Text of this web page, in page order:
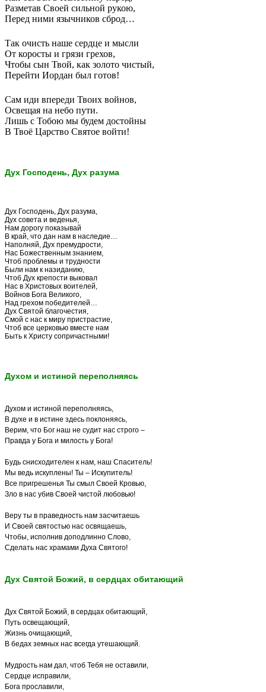
Разметав Своей сильной рукою,
Перед ними язычников сброд…
Так очисть наше сердце и мысли
От коросты и грязи грехов,
Чтобы сын Твой, как золото чистый,
Перейти Иордан был готов!
Сам иди впереди Твоих войнов,
Освещая на небо пути.
Лишь с Тобою мы будем достойны
В Твоё Царство Святое войти!
Дух Господень, Дух разума
Дух Господень, Дух разума,
Дух совета и веденья,
Нам дорогу показывай
В край, что дан нам в наследие…
Наполняй, Дух премудрости,
Нас Божественным знанием,
Чтоб проблемы и трудности
Были нам к назиданию,
Чтоб Дух крепости выковал
Нас в Христовых воителей,
Войнов Бога Великого,
Над грехом победителей…
Дух Святой благочестия,
Смой с нас к миру пристрастие,
Чтоб все церковью вместе нам
Быть к Христу сопричастными!
Духом и истиной переполняясь
Духом и истиной переполняясь,
В духе и в истине здесь поклоняясь,
Верим, что Бог наш не судит нас строго –
Правда у Бога и милость у Бога!
Будь снисходителен к нам, наш Спаситель!
Мы ведь искуплены! Ты – Искупитель!
Все пригрешенья Ты смыл Своей Кровью,
Зло в нас убив Своей чистой любовью!
Веру ты в праведность нам засчитаешь
И Своей святостью нас освящаешь,
Чтобы, исполнив доподлинно Слово,
Сделать нас храмами Духа Святого!
Дух Святой Божий, в сердцах обитающий
Дух Святой Божий, в сердцах обитающий,
Путь освещающий,
Жизнь очищающий,
В бедах земных нас всегда утешающий.
Мудрость нам дал, чтоб Тебя не оставили,
Сердце исправили,
Бога прославили,